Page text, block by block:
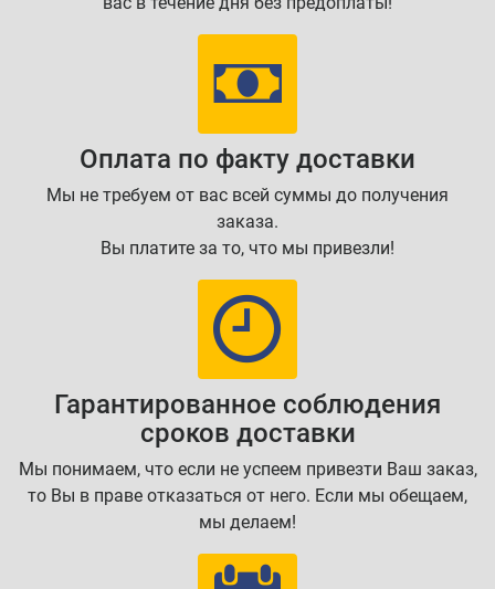
Оплата по факту доставки
Мы не требуем от вас всей суммы до получения
заказа.
Вы платите за то, что мы привезли!
Гарантированное соблюдения
сроков доставки
Мы понимаем, что если не успеем привезти Ваш заказ,
то Вы в праве отказаться от него. Если мы обещаем,
мы делаем!